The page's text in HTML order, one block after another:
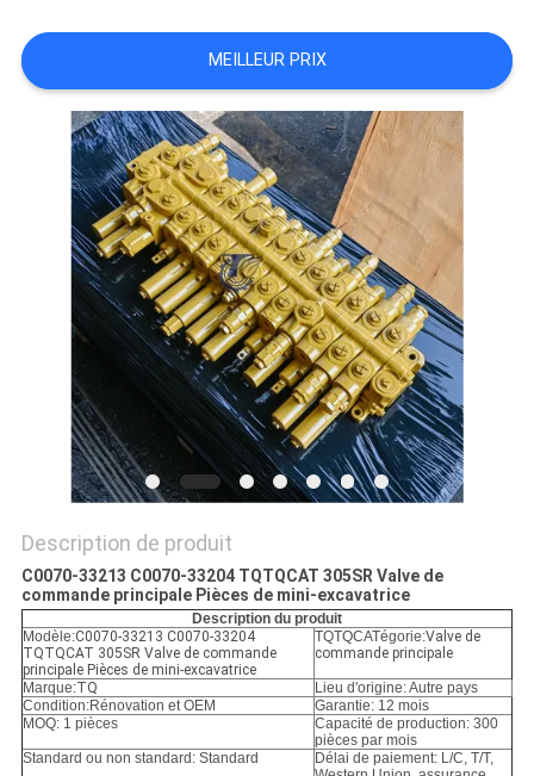
NOUVELLES
TOUS
DEMANDE
DE
SOUMISSION
PLAN
POLITIQUE
DE
CONFIDENTIALITÉ
MEILLEUR PRIX
Description de produit
C0070-33213 C0070-33204 TQTQCAT 305SR Valve de
commande principale Pièces de mini-excavatrice
Description du produit
Modèle:C0070-33213 C0070-33204
TQTQCAT 305SR Valve de commande
principale Pièces de mini-excavatrice
TQTQCATégorie:Valve de
commande principale
Marque:TQ
Lieu d'origine: Autre pays
Condition:Rénovation et OEM
Garantie: 12 mois
MOQ: 1 pièces
Capacité de production: 300
pièces par mois
Standard ou non standard: Standard
Délai de paiement: L/C, T/T,